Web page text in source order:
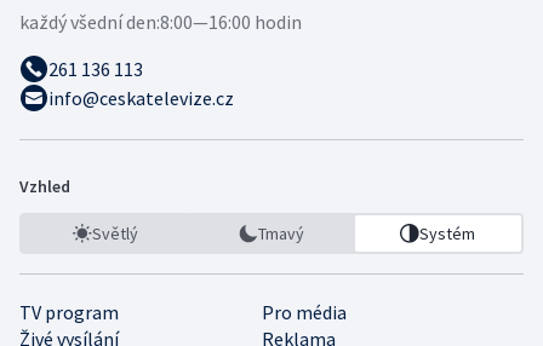
každý všední den:8:00—16:00 hodin
261 136 113
info@ceskatelevize.cz
Vzhled
Světlý Tmavý Systém
TV program
Pro média
Živé vysílání
Reklama